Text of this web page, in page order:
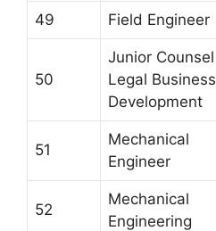
49 Field Engineer
50
Junior Counsel
Legal Business
Development
51
Mechanical
Engineer
52
Mechanical
Engineering